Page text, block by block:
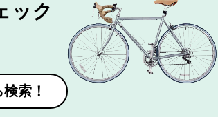
ック
索！